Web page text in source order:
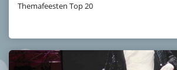
Themafeesten Top 20